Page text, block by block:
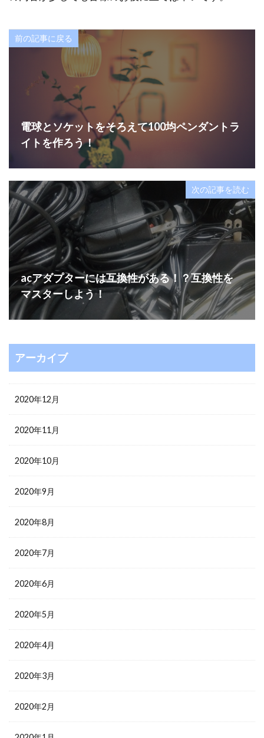
前の記事に戻る
電球とソケットをそろえて100均ペンダントラ
イトを作ろう！
次の記事を読む
acアダプターには互換性がある！？互換性を
マスターしよう！
アーカイブ
2020年12月
2020年11月
2020年10月
2020年9月
2020年8月
2020年7月
2020年6月
2020年5月
2020年4月
2020年3月
2020年2月